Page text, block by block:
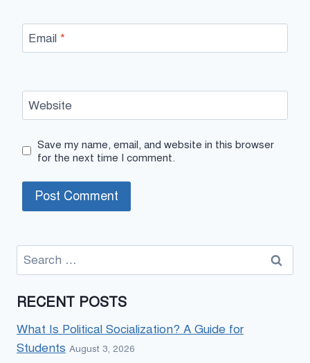
Email *
Website
Save my name, email, and website in this browser
for the next time I comment.
Search
for:
RECENT POSTS
What Is Political Socialization? A Guide for
Students August 3, 2026